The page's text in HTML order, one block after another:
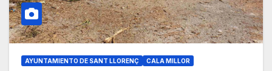
AYUNTAMIENTO DE SANT LLORENÇ CALA MILLOR